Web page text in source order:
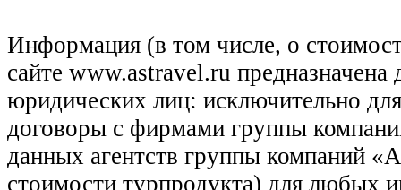
Информация (в том числе, о
сайте www.astravel.ru предназначена
юридических лиц: исключительно
договоры с фирмами группы
данных агентств группы компаний
стоимости турпродукта) для любых